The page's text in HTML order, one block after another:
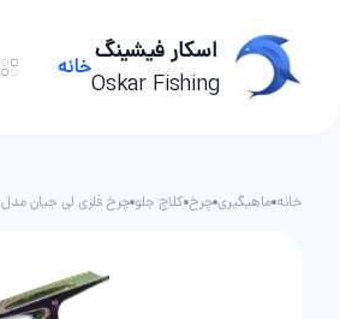
اسکار فیشینگ
Oskar Fishing
خانه
خانه ماهیگیری چرخ کلاچ جلو چرخ فلزی لی جیان مدل GC